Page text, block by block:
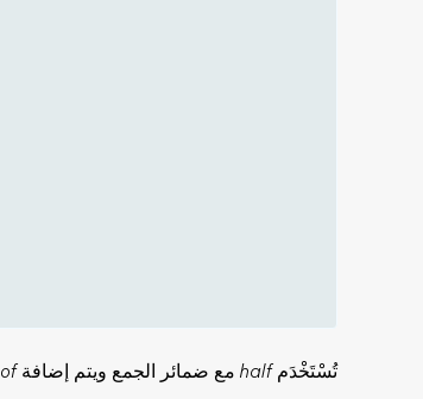
تُسْتَخْدَمhalf مع ضمائر الجمع ويتم إضافةof